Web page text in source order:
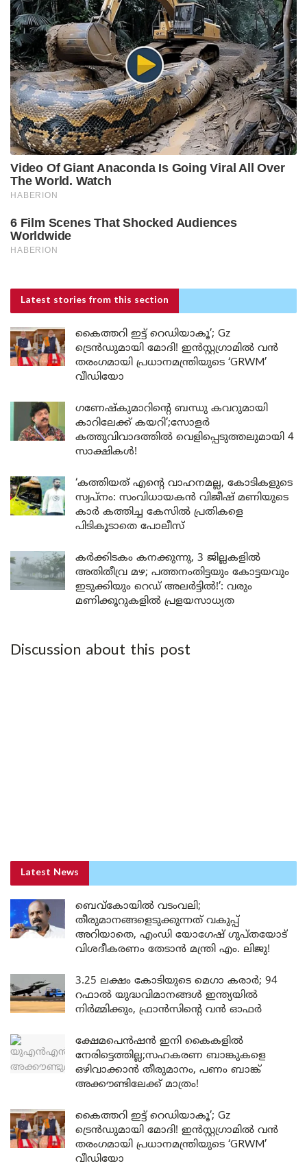
Latest stories from this section
കൈത്തറി ഇട്ട് റെഡിയാകൂ’; Gz
ട്രെൻഡുമായി മോദി! ഇൻസ്റ്റഗ്രാമിൽ വൻ
തരംഗമായി പ്രധാനമന്ത്രിയുടെ ‘GRWM’
വീഡിയോ
ഗണേഷ്കുമാറിന്റെ ബന്ധു കവറുമായി
കാറിലേക്ക് കയറി’;സോളർ
കത്തുവിവാദത്തിൽ വെളിപ്പെടുത്തലുമായി 4
സാക്ഷികൾ!
‘കത്തിയത് എന്റെ വാഹനമല്ല, കോടികളുടെ
സ്വപ്നം: സംവിധായകൻ വിജീഷ് മണിയുടെ
കാർ കത്തിച്ച കേസിൽ പ്രതികളെ
പിടികൂടാതെ പോലീസ്
കർക്കിടകം കനക്കുന്നു, 3 ജില്ലകളിൽ
അതിതീവ്ര മഴ; പത്തനംതിട്ടയും കോട്ടയവും
ഇടുക്കിയും റെഡ് അലർട്ടിൽ!’: വരും
മണിക്കൂറുകളിൽ പ്രളയസാധ്യത
Discussion about this post
Latest News
ബെവ്കോയിൽ വടംവലി;
തീരുമാനങ്ങളെടുക്കുന്നത് വകുപ്പ്
അറിയാതെ, എംഡി യോഗേഷ് ഗുപ്തയോട്
വിശദീകരണം തേടാൻ മന്ത്രി എം. ലിജു!
3.25 ലക്ഷം കോടിയുടെ മെഗാ കരാർ; 94
റഫാൽ യുദ്ധവിമാനങ്ങൾ ഇന്ത്യയിൽ
നിർമ്മിക്കും, ഫ്രാൻസിന്റെ വൻ ഓഫർ
ക്ഷേമപെൻഷൻ ഇനി കൈകളിൽ
നേരിട്ടെത്തില്ല;സഹകരണ ബാങ്കുകളെ
ഒഴിവാക്കാൻ തീരുമാനം, പണം ബാങ്ക്
അക്കൗണ്ടിലേക്ക് മാത്രം!
കൈത്തറി ഇട്ട് റെഡിയാകൂ’; Gz
ട്രെൻഡുമായി മോദി! ഇൻസ്റ്റഗ്രാമിൽ വൻ
തരംഗമായി പ്രധാനമന്ത്രിയുടെ ‘GRWM’
വീഡിയോ